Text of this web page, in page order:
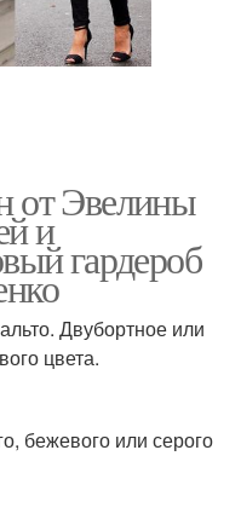
от Эвелины
и
гардероб
Двубортное или
цвета.
бежевого или серого